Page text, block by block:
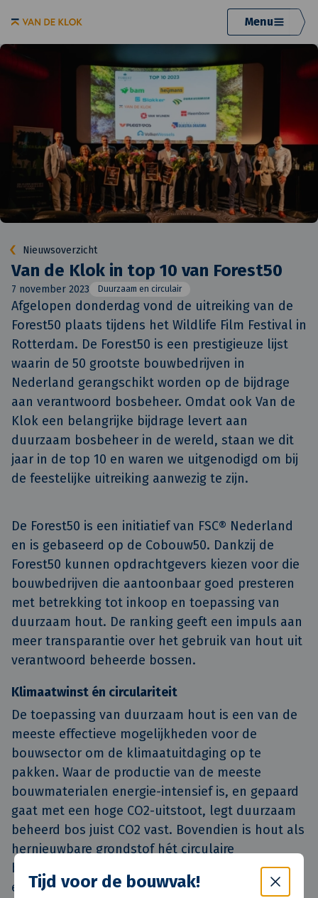
Tijd voor de bouwvak!
Menu
Nieuwsoverzicht
Van de Klok in top 10 van Forest50
7 november 2023 Duurzaam en circulair
Afgelopen donderdag vond de uitreiking van de
Forest50 plaats tijdens het Wildlife Film Festival in
Rotterdam. De Forest50 is een prestigieuze lijst
waarin de 50 grootste bouwbedrijven in
Nederland gerangschikt worden op de bijdrage
aan verantwoord bosbeheer. Omdat ook Van de
Klok een belangrijke bijdrage levert aan
duurzaam bosbeheer in de wereld, staan we dit
jaar in de top 10 en waren we uitgenodigd om bij
de feestelijke uitreiking aanwezig te zijn.
De Forest50 is een initiatief van FSC® Nederland
en is gebaseerd op de Cobouw50. Dankzij de
Forest50 kunnen opdrachtgevers kiezen voor die
bouwbedrijven die aantoonbaar goed presteren
met betrekking tot inkoop en toepassing van
duurzaam hout. De ranking geeft een impuls aan
meer transparantie over het gebruik van hout uit
verantwoord beheerde bossen.
Klimaatwinst én circulariteit
De toepassing van duurzaam hout is een van de
meeste effectieve mogelijkheden voor de
bouwsector om de klimaatuitdaging op te
pakken. Waar de productie van de meeste
bouwmaterialen energie-intensief is, en gepaard
gaat met een hoge CO2-uitstoot, legt duurzaam
beheerd bos juist CO2 vast. Bovendien is hout als
hernieuwbare grondstof hét circulaire
bouwmateriaal bij uitstek. In samenwerking met
een groep koplopers in de bouw, waaronder de